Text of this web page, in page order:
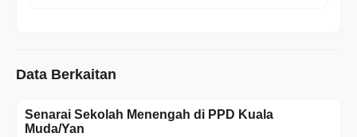
Data Berkaitan
Senarai Sekolah Menengah di PPD Kuala
Muda/Yan